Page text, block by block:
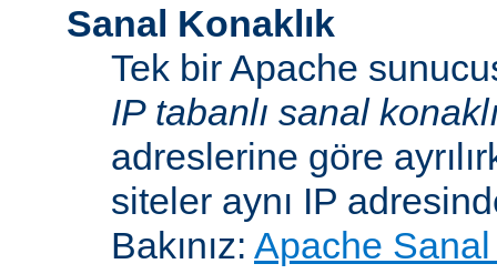
Sanal Konaklık
Tek bir Apache
IP tabanlı sanal
adreslerine göre
siteler aynı IP
Bakınız: Apache